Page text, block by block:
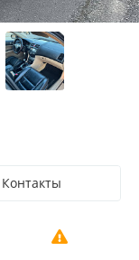
Контакты